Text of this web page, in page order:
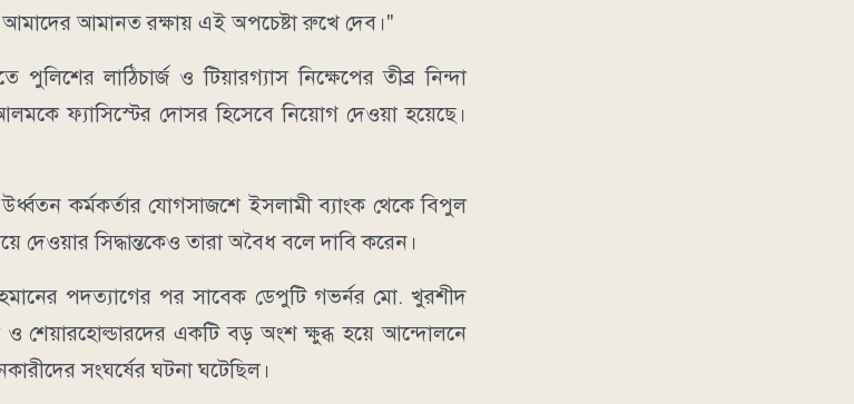
আমাদের আমানত রক্ষায় এই অপচেষ্টা রুখে দেব।"
লাঠিচার্জ ও টিয়ারগ্যাস নিক্ষেপের তীব্র নিন্দা
ফ্যাসিস্টের দোসর হিসেবে নিয়োগ দেওয়া হয়েছে।
কর্মকর্তার যোগসাজশে ইসলামী ব্যাংক থেকে বিপুল
দেওয়ার সিদ্ধান্তকেও তারা অবৈধ বলে দাবি করেন।
পদত্যাগের পর সাবেক ডেপুটি গভর্নর মো. খুরশীদ
শেয়ারহোল্ডারদের একটি বড় অংশ ক্ষুব্ধ হয়ে আন্দোলনে
সংঘর্ষের ঘটনা ঘটেছিল।